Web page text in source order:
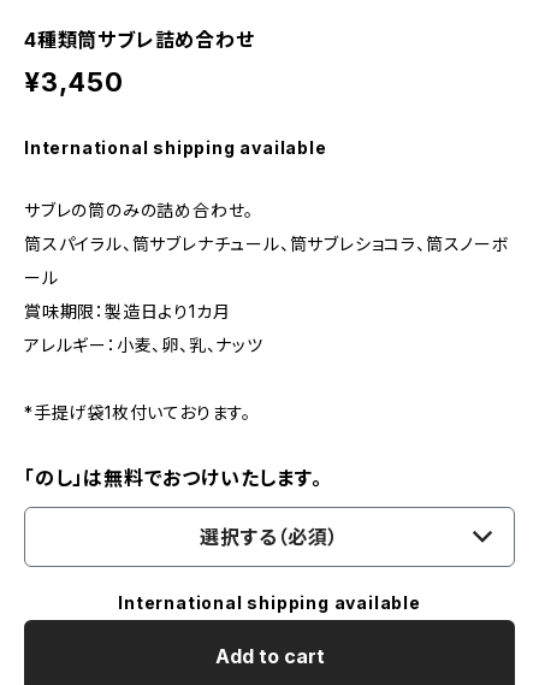
4種類筒サブレ詰め合わせ
¥3,450
International shipping available
サブレの筒のみの詰め合わせ。
筒スパイラル、筒サブレナチュール、筒サブレショコラ、筒スノーボ
ール
賞味期限：製造日より1カ月
アレルギー：小麦、卵、乳、ナッツ
*手提げ袋1枚付いております。
「のし」は無料でおつけいたします。
選択する（必須）
International shipping available
Add to cart